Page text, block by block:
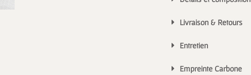
Livraison & Retours
Entretien
Empreinte Carbone